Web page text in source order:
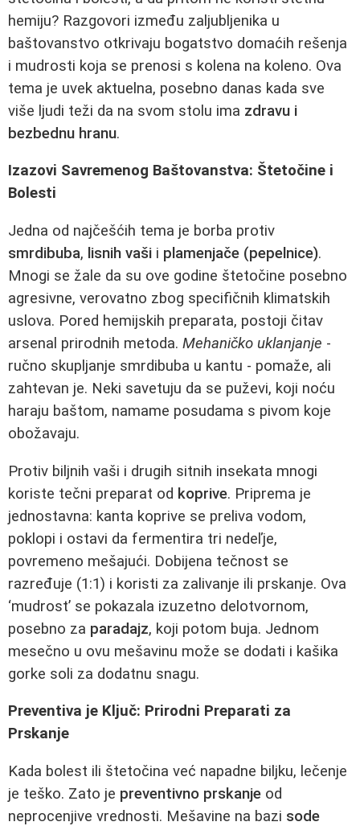
hemiju? Razgovori između zaljubljenika u
baštovanstvo otkrivaju bogatstvo domaćih rešenja
i mudrosti koja se prenosi s kolena na koleno. Ova
tema je uvek aktuelna, posebno danas kada sve
više ljudi teži da na svom stolu ima zdravu i
bezbednu hranu.
Izazovi Savremenog Baštovanstva: Štetočine i
Bolesti
Jedna od najčešćih tema je borba protiv
smrdibuba, lisnih vaši i plamenjače (pepelnice).
Mnogi se žale da su ove godine štetočine posebno
agresivne, verovatno zbog specifičnih klimatskih
uslova. Pored hemijskih preparata, postoji čitav
arsenal prirodnih metoda. Mehaničko uklanjanje -
ručno skupljanje smrdibuba u kantu - pomaže, ali
zahtevan je. Neki savetuju da se puževi, koji noću
haraju baštom, namame posudama s pivom koje
obožavaju.
Protiv biljnih vaši i drugih sitnih insekata mnogi
koriste tečni preparat od koprive. Priprema je
jednostavna: kanta koprive se preliva vodom,
poklopi i ostavi da fermentira tri nedeľje,
povremeno mešajući. Dobijena tečnost se
razređuje (1:1) i koristi za zalivanje ili prskanje. Ova
‘mudrost’ se pokazala izuzetno delotvornom,
posebno za paradajz, koji potom buja. Jednom
mesečno u ovu mešavinu može se dodati i kašika
gorke soli za dodatnu snagu.
Preventiva je Ključ: Prirodni Preparati za
Prskanje
Kada bolest ili štetočina već napadne biljku, lečenje
je teško. Zato je preventivno prskanje od
neprocenjive vrednosti. Mešavine na bazi sode